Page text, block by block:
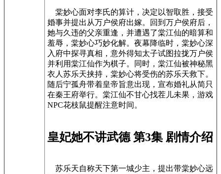
棠妙心面对李氏的算计，决定以智取胜，接受
婚事并提出从万户侯府出嫁。回到万户侯府后，
她与久违的父亲重逢，并遭遇了棠江仙的暗算和
羞辱，棠妙心巧妙化解。夜幕降临时，棠妙心深
入府中探寻真相，意外得知太子试图拉拢万户侯
并利用棠江仙作为棋子。同时，棠江仙被神秘黑
衣人苏乐天挟持，棠妙心将受伤的苏乐天救下。
随后宁孤舟带着皇帝旨意出现，宣布婚礼从简只
在秦王府举行。棠江仙不甘心找茬儿未果，游戏
NPC花枝鼠提醒注意时间。
皇妃她不讲武德 第3集 剧情介绍
苏乐天自称天下第一城少主，提出带棠妙心远